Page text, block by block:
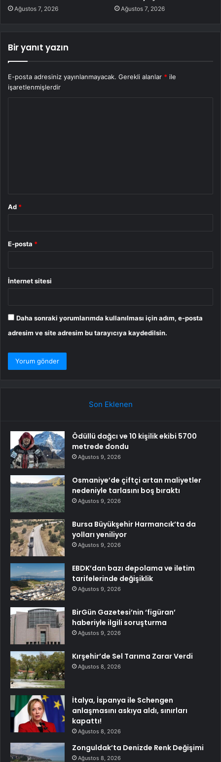
Ağustos 7, 2026 Ağustos 7, 2026
Bir yanıt yazın
E-posta adresiniz yayınlanmayacak. Gerekli alanlar * ile
işaretlenmişlerdir
Ad *
E-posta *
İnternet sitesi
Daha sonraki yorumlarımda kullanılması için adım, e-posta
adresim ve site adresim bu tarayıcıya kaydedilsin.
Son Eklenen
Ödüllü dağcı ve 10 kişilik ekibi 5700
metrede dondu
Ağustos 9, 2026
Osmaniye’de çiftçi artan maliyetler
nedeniyle tarlasını boş bıraktı
Ağustos 9, 2026
Bursa Büyükşehir Harmancık’ta da
yolları yeniliyor
Ağustos 9, 2026
EBDK’dan bazı depolama ve iletim
tarifelerinde değişiklik
Ağustos 9, 2026
BirGün Gazetesi’nin ‘figüran’
haberiyle ilgili soruşturma
Ağustos 9, 2026
Kırşehir’de Sel Tarıma Zarar Verdi
Ağustos 8, 2026
İtalya, İspanya ile Schengen
anlaşmasını askıya aldı, sınırları
kapattı!
Ağustos 8, 2026
Zonguldak’ta Denizde Renk Değişimi
Ağustos 8, 2026